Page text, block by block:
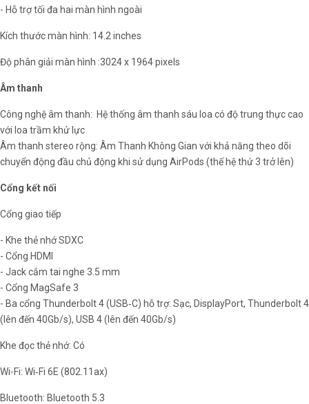
- Hỗ trợ tối đa hai màn hình ngoài
Kích thước màn hình: 14.2 inches
Độ phân giải màn hình :3024 x 1964 pixels
Âm thanh
Công nghệ âm thanh: Hệ thống âm thanh sáu loa có độ trung thực cao
với loa trầm khử lực
Âm thanh stereo rộng: Âm Thanh Không Gian với khả năng theo dõi
chuyển động đầu chủ động khi sử dụng AirPods (thế hệ thứ 3 trở lên)
Cổng kết nối
Cổng giao tiếp
- Khe thẻ nhớ SDXC
- Cổng HDMI
- Jack cắm tai nghe 3.5 mm
- Cổng MagSafe 3
- Ba cổng Thunderbolt 4 (USB‑C) hỗ trợ: Sạc, DisplayPort, Thunderbolt 4
(lên đến 40Gb/s), USB 4 (lên đến 40Gb/s)
Khe đọc thẻ nhớ: Có
Wi-Fi: Wi‑Fi 6E (802.11ax)
Bluetooth: Bluetooth 5.3